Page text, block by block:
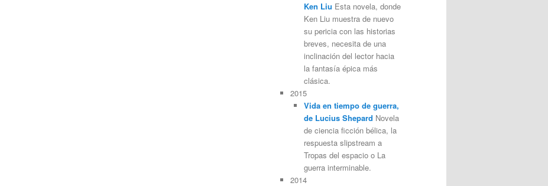
Ken Liu Esta novela, donde
Ken Liu muestra de nuevo
su pericia con las historias
breves, necesita de una
inclinación del lector hacia
la fantasía épica más
clásica.
2015
Vida en tiempo de guerra,
de Lucius Shepard Novela
de ciencia ficción bélica, la
respuesta slipstream a
Tropas del espacio o La
guerra interminable.
2014